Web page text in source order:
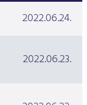
2022.06.24.
2022.06.23.